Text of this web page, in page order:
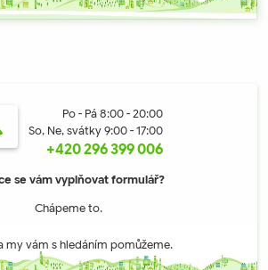
se vám vyplňovat formulář?
Chápeme to.
Po - Pá 8:00 - 20:00
So, Ne, svátky 9:00 - 17:00
+420 296 399 006
my vám s hledáním pomůžeme.